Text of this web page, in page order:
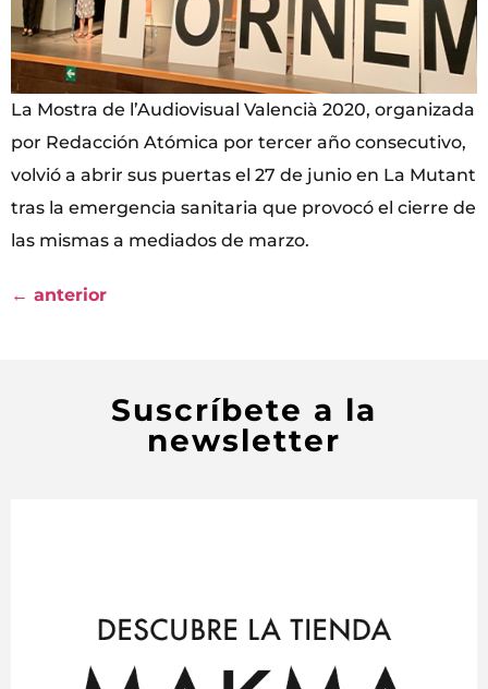
La Mostra de l’Audiovisual Valencià 2020, organizada
por Redacción Atómica por tercer año consecutivo,
volvió a abrir sus puertas el 27 de junio en La Mutant
tras la emergencia sanitaria que provocó el cierre de
las mismas a mediados de marzo.
← anterior
Suscríbete a la
newsletter